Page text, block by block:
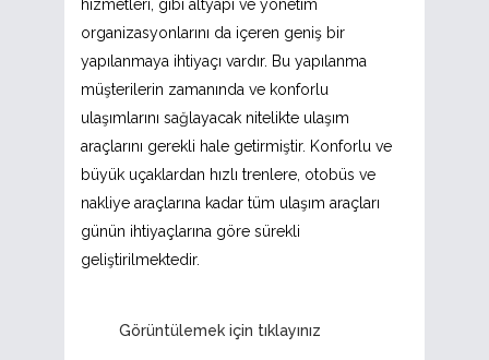
hizmetleri, gibi altyapı ve yönetim
organizasyonlarını da içeren geniş bir
yapılanmaya ihtiyaçı vardır. Bu yapılanma
müşterilerin zamanında ve konforlu
ulaşımlarını sağlayacak nitelikte ulaşım
araçlarını gerekli hale getirmiştir. Konforlu ve
büyük uçaklardan hızlı trenlere, otobüs ve
nakliye araçlarına kadar tüm ulaşım araçları
günün ihtiyaçlarına göre sürekli
geliştirilmektedir.
Görüntülemek için tıklayınız